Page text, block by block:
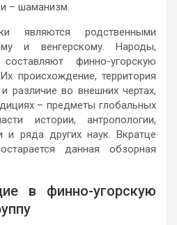
– шаманизм.
являются родственными
и венгерскому. Народы,
финно-угорскую
происхождение, территория
различие во внешних чертах,
– предметы глобальных
истории, антропологии,
и ряда других наук. Вкратце
данная обзорная
в финно-угорскую